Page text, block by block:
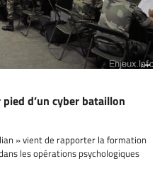
d’un cyber bataillon
» vient de rapporter la formation
les opérations psychologiques